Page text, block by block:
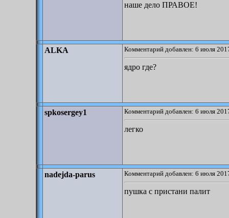
наше дело ПРАВОЕ!
ALKA Комментарий добавлен: 6 июля
ядро где?
spkosergey1 Комментарий добавлен: 6 июля
легко
nadejda-parus Комментарий добавлен: 6 июля
пушка с пристани палит